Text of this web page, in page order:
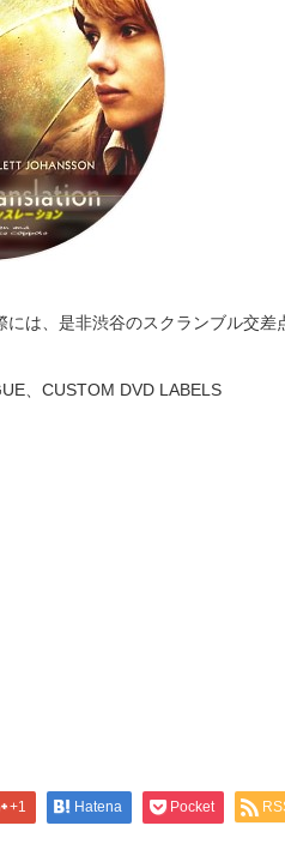
は、是非渋谷のスクランブル交差
、CUSTOM DVD LABELS
+1 Hatena Pocket